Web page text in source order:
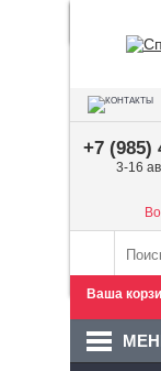
+7 (985)
3-16
Ваша